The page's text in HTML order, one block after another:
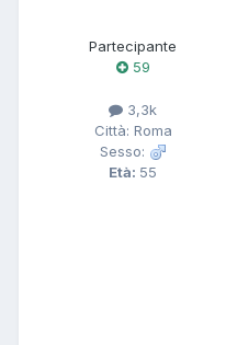
Partecipante
59
3,3k
Città: Roma
Sesso:
Età: 55